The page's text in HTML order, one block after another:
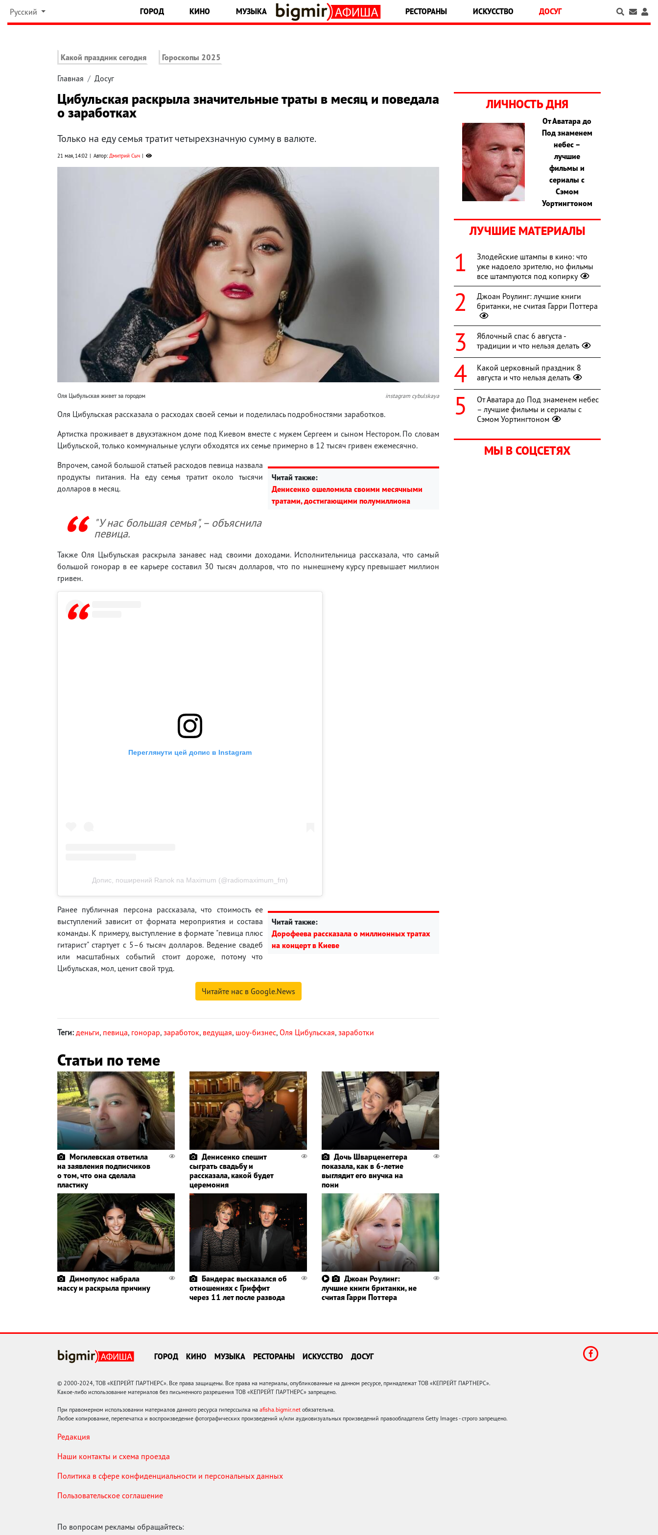
Русский ГОРОД КИНО МУЗЫКА РЕСТОРАНЫ ИСКУССТВО ДОСУГ
Какой праздник сегодня Гороскопы 2025
Главная Досуг
Цибульская раскрыла значительные траты в месяц и поведала
о заработках
Только на еду семья тратит четырехзначную сумму в валюте.
21 мая, 14:02 Автор:Дмитрий Сыч
Оля Цыбульская живет за городом instagram cybulskaya
Оля Цибульская рассказала о расходах своей семьи и поделилась подробностями заработков.
Артистка проживает в двухэтажном доме под Киевом вместе с мужем Сергеем и сыном Нестором. По словам
Цибульской, только коммунальные услуги обходятся их семье примерно в 12 тысяч гривен ежемесячно.
Читай также:
Денисенко ошеломила своими месячными
тратами, достигающими полумиллиона
Впрочем, самой большой статьей расходов певица назвала
продукты питания. На еду семья тратит около тысячи
долларов в месяц.
"У нас большая семья", – объяснила
певица.
Также Оля Цыбульская раскрыла занавес над своими доходами. Исполнительница рассказала, что самый
большой гонорар в ее карьере составил 30 тысяч долларов, что по нынешнему курсу превышает миллион
гривен.
Переглянути цей допис в Instagram
Допис, поширений Ranok na Maximum (@radiomaximum_fm)
Читай также:
Дорофеева рассказала о миллионных тратах
на концерт в Киеве
Ранее публичная персона рассказала, что стоимость ее
выступлений зависит от формата мероприятия и состава
команды. К примеру, выступление в формате "певица плюс
гитарист" стартует с 5–6 тысяч долларов. Ведение свадеб
или масштабных событий стоит дороже, потому что
Цибульская, мол, ценит свой труд.
Читайте нас в Google.News
Теги: деньги, певица, гонорар, заработок, ведущая, шоу-бизнес, Оля Цибульская, заработки
Статьи по теме
Могилевская ответила
на заявления подписчиков
о том, что она сделала
пластику
Денисенко спешит
сыграть свадьбу и
рассказала, какой будет
церемония
Дочь Шварценеггера
показала, как в 6-летие
выглядит его внучка на
пони
Димопулос набрала
массу и раскрыла причину
Бандерас высказался об
отношениях с Гриффит
через 11 лет после развода
Джоан Роулинг:
лучшие книги британки, не
считая Гарри Поттера
ЛИЧНОСТЬ ДНЯ
От Аватара до
Под знаменем
небес –
лучшие
фильмы и
сериалы с
Сэмом
Уортингтоном
ЛУЧШИЕ МАТЕРИАЛЫ
Злодейские штампы в кино: что
уже надоело зрителю, но фильмы
все штампуются под копирку
Джоан Роулинг: лучшие книги
британки, не считая Гарри Поттера
Яблочный спас 6 августа -
традиции и что нельзя делать
Какой церковный праздник 8
августа и что нельзя делать
От Аватара до Под знаменем небес
– лучшие фильмы и сериалы с
Сэмом Уортингтоном
МЫ В СОЦСЕТЯХ
ГОРОД КИНО МУЗЫКА РЕСТОРАНЫ ИСКУССТВО ДОСУГ
© 2000-2024, ТОВ «КЕПРЕЙТ ПАРТНЕРС». Все права защищены. Все права на материалы, опубликованные на данном ресурсе, принадлежат ТОВ «КЕПРЕЙТ ПАРТНЕРС».
Какое-либо использование материалов без письменного разрешения ТОВ «КЕПРЕЙТ ПАРТНЕРС» запрещено.
При правомерном использовании материалов данного ресурса гиперссылка на afisha.bigmir.net обязательна.
Любое копирование, перепечатка и воспроизведение фотографических произведений и/или аудиовизуальных произведений правообладателя Getty Images - строго запрещено.
Редакция
Наши контакты и схема проезда
Политика в сфере конфиденциальности и персональных данных
Пользовательское соглашение
По вопросам рекламы обращайтесь: